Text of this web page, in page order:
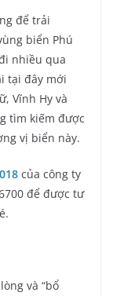
để trải
biển Phú
nhiều qua
tại đây mới
Vĩnh Hy và
tìm kiếm được
vị biển này.
của công ty
để được tư
và “bổ